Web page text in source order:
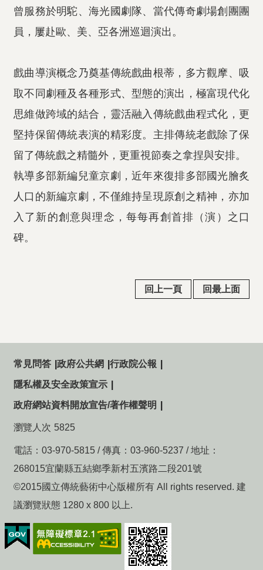
曾服務於明駝、海光國劇隊、當代傳奇劇場創團團
員，屢赴歐、美、亞各洲巡迴演出。
戲曲導演概念乃奠基傳統戲曲根蒂，多方觀摩、吸
取不同劇種及各種形式、型態的演出，極富現代化
思維做跨域的結合，靈活融入傳統戲曲程式化，更
堅持保留傳統表演的精彩度。主排傳統老戲除了保
留了傳統戲之精髓外，更重視節奏之拿捏與安排。
執導多部新編兒童京劇，近年來復排多部國光膾炙
人口的新編京劇，不僅維持呈現原創之精神，亦加
入了新的創意與理念，每每再創首排（演）之口
碑。
回上一頁 回最上面
常見問答 政府公共網 行政院公報
隱私權及安全政策宣示
政府網站資料開放宣告/著作權聲明
瀏覽人次 5825
電話：03-970-5815 / 傳真：03-960-5237 / 地址：
268015宜蘭縣五結鄉季新村五濱路二段201號
©2015國立傳統藝術中心版權所有 All rights reserved. 建
議瀏覽狀態 1280 x 800 以上.